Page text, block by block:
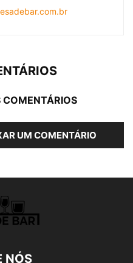
COMENTÁRIOS
UM COMENTÁRIO
NÓS